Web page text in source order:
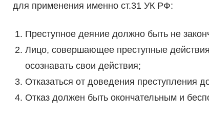
для применения именно ст.31 УК РФ:
Преступное деяние должно быть не
Лицо, совершающее преступные
осознавать свои действия;
Отказаться от доведения преступления
Отказ должен быть окончательным и